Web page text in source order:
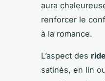
aura
renforcer le
à la romance.
L’aspect des
satinés, en lin